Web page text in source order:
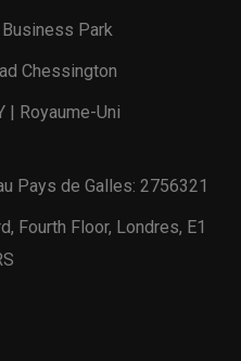
Park
Chessington
| Royaume-Uni
Pays de Galles: 2756321
Fourth Floor, Londres, E1